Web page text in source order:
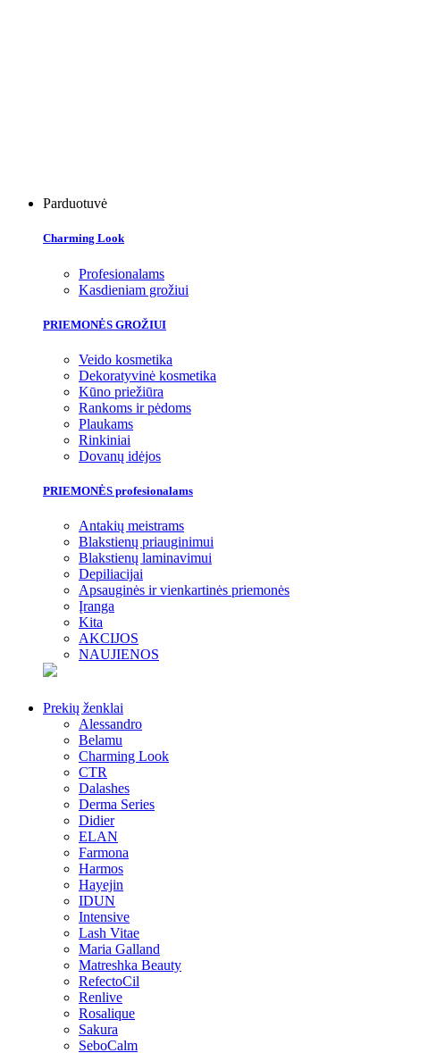
Parduotuvė
Charming Look
Profesionalams
Kasdieniam grožiui
PRIEMONĖS GROŽIUI
Veido kosmetika
Dekoratyvinė kosmetika
Kūno priežiūra
Rankoms ir pėdoms
Plaukams
Rinkiniai
Dovanų idėjos
PRIEMONĖS profesionalams
Antakių meistrams
Blakstienų priauginimui
Blakstienų laminavimui
Depiliacijai
Apsauginės ir vienkartinės priemonės
Įranga
Kita
AKCIJOS
NAUJIENOS
Prekių ženklai
Alessandro
Belamu
Charming Look
CTR
Dalashes
Derma Series
Didier
ELAN
Farmona
Harmos
Hayejin
IDUN
Intensive
Lash Vitae
Maria Galland
Matreshka Beauty
RefectoCil
Renlive
Rosalique
Sakura
SeboCalm